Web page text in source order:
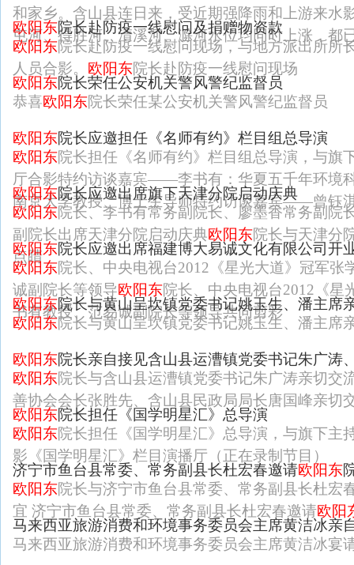
和家乡。含山县连日来，受近期强降雨和上游来水
屯河、得胜河、清溪河、滁河水位均同时上涨，都
欧阳东院长赴防疫一线慰问及捐赠物资款
欧阳东院长赴防疫一线慰问现场，与地方派出所所
人员合影。 欧阳东院长赴防疫一线慰问现场
欧阳东院长荣任公安机关警风警纪监督员
恭喜欧阳东院长荣任某公安机关警风警纪监督员
欧阳东院长应邀担任《名师有约》栏目组总导演
欧阳东院长担任《名师有约》栏目组总导演，与旗
厅合影特约访谈嘉宾——李书有：华夏五千年环境
南京大学教授、博士生导师特约访谈嘉宾——曾钰
欧阳东院长应邀出席旗下天津分院启动庆典
欧阳东院长、李书有常务副院长、廖墨香常务副院
副院长出席天津分院启动庆典欧阳东院长与天津分
点睛
欧阳东院长应邀出席福建博大易诚文化有限公司开
欧阳东院长、中央电视台2012《星光大道》冠军张
诚副院长等领导欧阳东院长、中央电视台2012《星
书有教授、范易诚副院长等领导共同剪彩
欧阳东院长与黄山呈坎镇党委书记姚玉生、潘主席
欧阳东院长与黄山呈坎镇党委书记姚玉生、潘主席
欧阳东院长亲自接见含山县运漕镇党委书记朱广涛
欧阳东院长与含山县运漕镇党委书记朱广涛亲切交
善协会会长张胜先、含山县民政局局长唐国峰亲切
欧阳东院长担任《国学明星汇》总导演
欧阳东院长担任《国学明星汇》总导演，与旗下主
影《国学明星汇》栏目演播厅（正在录制节目）
济宁市鱼台县常委、常务副县长杜宏春邀请欧阳东
欧阳东院长与济宁市鱼台县常委、常务副县长杜宏
宜 济宁市鱼台县常委、常务副县长杜宏春邀请欧阳
马来西亚旅游消费和环境事务委员会主席黄洁冰亲
马来西亚旅游消费和环境事务委员会主席黄洁冰宴